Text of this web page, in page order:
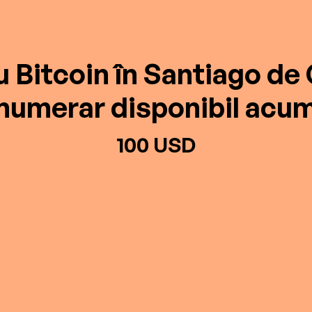
Bitcoin în Santiago de
disponibil
100 USD